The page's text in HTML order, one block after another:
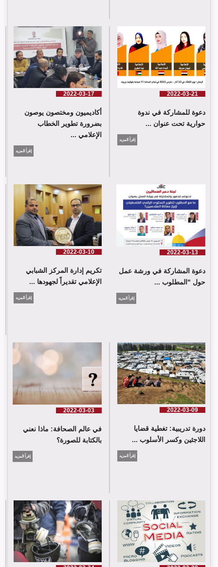
2022-03-21
دعوة للمشاركة في ندوة
حوارية تحت عنوان ...
إقرأ المزيد
2022-03-17
أكاديميون ومختصون يوصون
بضرورة تطوير الخطاب
الإعلامي ...
إقرأ المزيد
2022-03-13
دعوة المشاركة في ورشة عمل
حول "المطلوب ...
إقرأ المزيد
2022-03-10
تكريم إدارة المركز الشبابي
الإعلامي تقديراً لجهودها ...
إقرأ المزيد
2022-03-09
دورة تدريبية: تغطية قضايا
اللاجئين وكسر الأسلوب ...
إقرأ المزيد
2022-03-03
في عالم الصحافة: ماذا نعني
بالكتابة للصورة؟
إقرأ المزيد